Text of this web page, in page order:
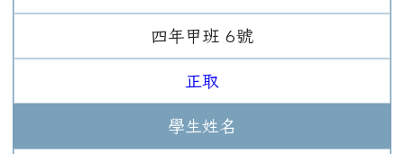
四年 甲班 6號
正取
學生姓名